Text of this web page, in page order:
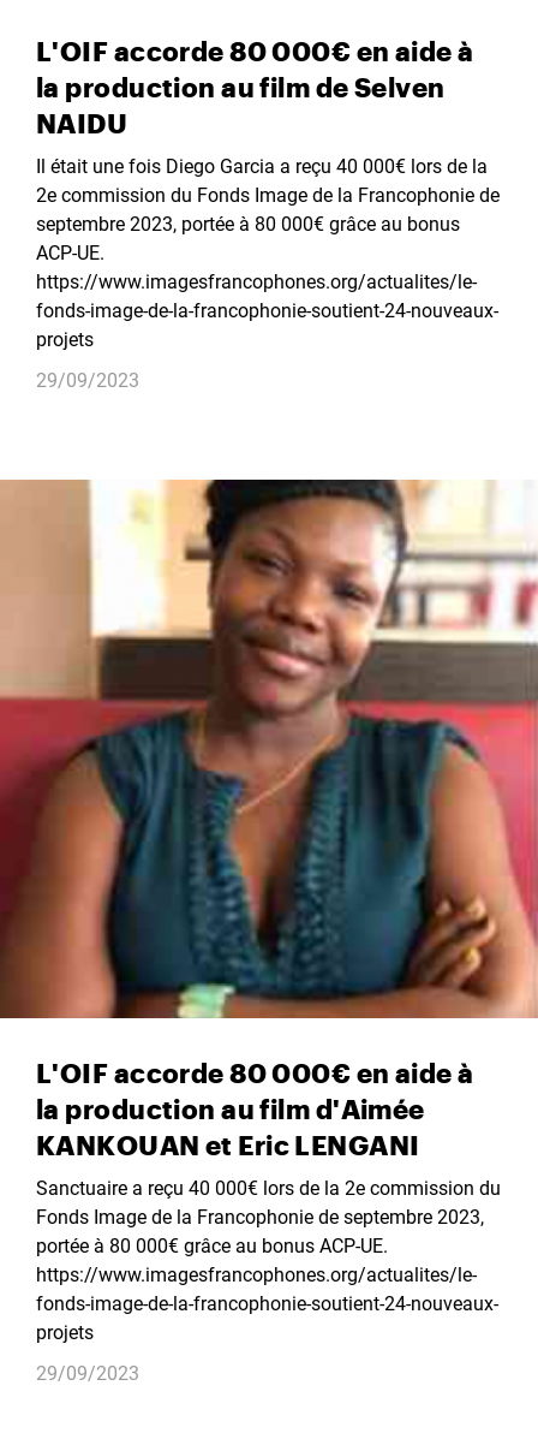
L'OIF accorde 80 000€ en aide à
la production au film de Selven
NAIDU
Il était une fois Diego Garcia a reçu 40 000€ lors de la
2e commission du Fonds Image de la Francophonie de
septembre 2023, portée à 80 000€ grâce au bonus
ACP-UE.
https://www.imagesfrancophones.org/actualites/le-
fonds-image-de-la-francophonie-soutient-24-nouveaux-
projets
29/09/2023
L'OIF accorde 80 000€ en aide à
la production au film d'Aimée
KANKOUAN et Eric LENGANI
Sanctuaire a reçu 40 000€ lors de la 2e commission du
Fonds Image de la Francophonie de septembre 2023,
portée à 80 000€ grâce au bonus ACP-UE.
https://www.imagesfrancophones.org/actualites/le-
fonds-image-de-la-francophonie-soutient-24-nouveaux-
projets
29/09/2023